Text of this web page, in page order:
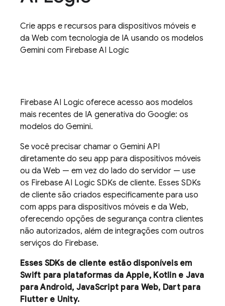
Crie apps e recursos para dispositivos móveis e
da Web com tecnologia de IA usando os modelos
Gemini com Firebase AI Logic
Firebase AI Logic oferece acesso aos modelos
mais recentes de IA generativa do Google: os
modelos do Gemini.
Se você precisar chamar o Gemini API
diretamente do seu app para dispositivos móveis
ou da Web — em vez do lado do servidor — use
os Firebase AI Logic SDKs de cliente. Esses SDKs
de cliente são criados especificamente para uso
com apps para dispositivos móveis e da Web,
oferecendo opções de segurança contra clientes
não autorizados, além de integrações com outros
serviços do Firebase.
Esses SDKs de cliente estão disponíveis em
Swift para plataformas da Apple, Kotlin e Java
para Android, JavaScript para Web, Dart para
Flutter e Unity.